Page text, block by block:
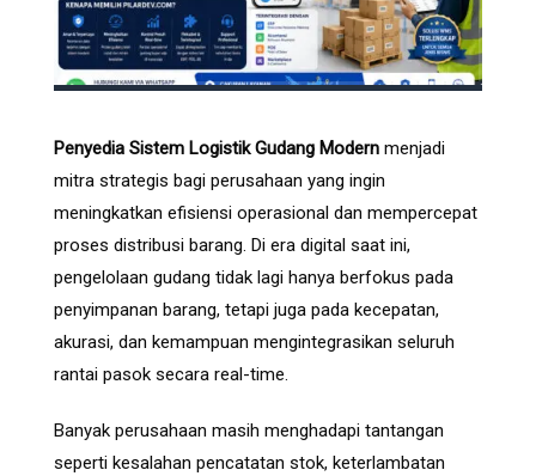
Penyedia Sistem Logistik Gudang Modern menjadi
mitra strategis bagi perusahaan yang ingin
meningkatkan efisiensi operasional dan mempercepat
proses distribusi barang. Di era digital saat ini,
pengelolaan gudang tidak lagi hanya berfokus pada
penyimpanan barang, tetapi juga pada kecepatan,
akurasi, dan kemampuan mengintegrasikan seluruh
rantai pasok secara real-time.
Banyak perusahaan masih menghadapi tantangan
seperti kesalahan pencatatan stok, keterlambatan